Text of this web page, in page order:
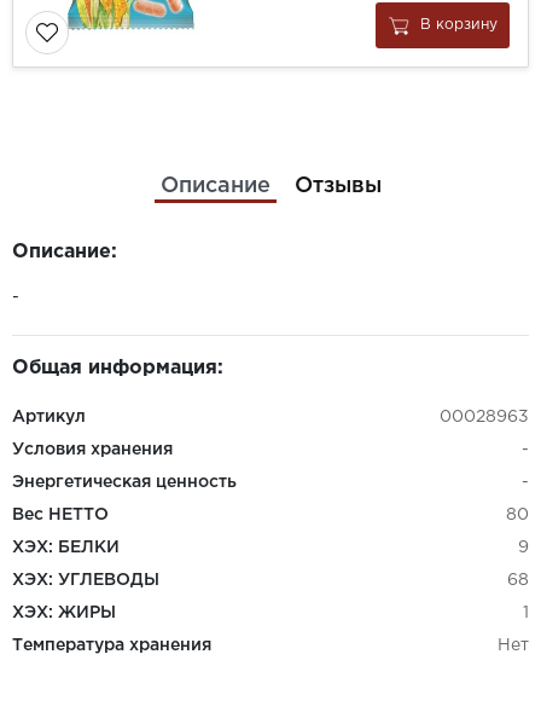
В корзину
Описание Отзывы
Описание:
-
Общая информация:
Артикул 00028963
Условия хранения -
Энергетическая ценность -
Вес НЕТТО 80
ХЭХ: БЕЛКИ 9
ХЭХ: УГЛЕВОДЫ 68
ХЭХ: ЖИРЫ 1
Температура хранения Нет